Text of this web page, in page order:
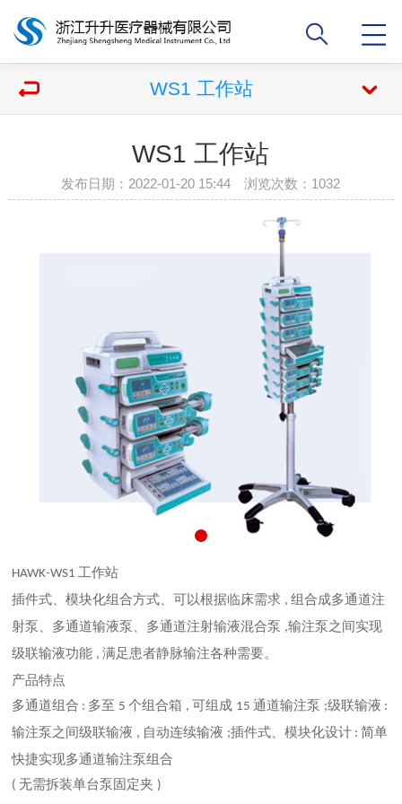
WS1 工作站
WS1 工作站
发布日期：2022-01-20 15:44 浏览次数： 1032
HAWK-WS1工作站
插件式、模块化组合方式、可以根据临床需求 ,组合成多通道注
射泵、多通道输液泵、多通道注射输液混合泵 ,输注泵之间实现
级联输液功能 ,满足患者静脉输注各种需要。
产品特点
多通道组合 : 多至 5个组合箱 , 可组成 15通道输注泵 ;级联输液 :
输注泵之间级联输液 , 自动连续输液 ;插件式、模块化设计 :简单
快捷实现多通道输注泵组合
(无需拆装单台泵固定夹 )